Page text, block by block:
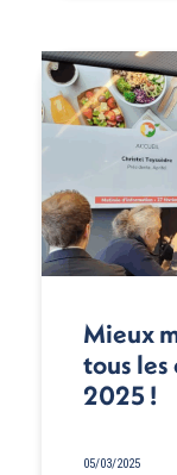
Mieux
tous les
2025 !
05/03/2025